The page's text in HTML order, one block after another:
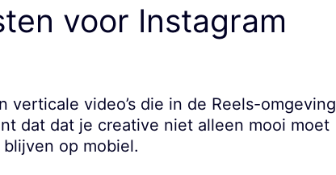
voor Instagram
video’s die in de Reels-omgeving
dat dat je creative niet alleen mooi moet
op mobiel.